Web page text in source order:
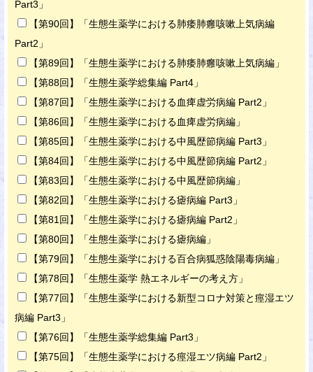
Part3」
【第90回】「生態生薬学における肺痿肺癰咳嗽上気病編
Part2」
【第89回】「生態生薬学における肺痿肺癰咳嗽上気病編」
【第88回】「生態生薬学総集編 Part4」
【第87回】「生態生薬学における血痺虚労病編 Part2」
【第86回】「生態生薬学における血痺虚労病編」
【第85回】「生態生薬学における中風歴節病編 Part3」
【第84回】「生態生薬学における中風歴節病編 Part2」
【第83回】「生態生薬学における中風歴節病編」
【第82回】「生態生薬学における瘧病編 Part3」
【第81回】「生態生薬学における瘧病編 Part2」
【第80回】「生態生薬学における瘧病編」
【第79回】「生態生薬学における百合病狐惑陰陽毒病編」
【第78回】「生態生薬学 熱エネルギーの考え方」
【第77回】「生態生薬学における新型コロナ対策と痙湿エツ
病編 Part3」
【第76回】「生態生薬学総集編 Part3」
【第75回】「生態生薬学における痙湿エツ病編 Part2」